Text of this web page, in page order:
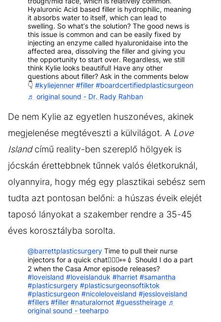
Hyaluronic Acid based filler is hydrophilic, meaning
it absorbs water to itself, which can lead to
swelling. So what’s the solution? The good news is
this issue is common and can be easily fixed by
injecting an enzyme called hyaluronidaise into the
affected area, dissolving the filler and giving you
the opportunity to start over. Regardless, we still
think Kylie looks beautiful! Have any other
questions about filler? Ask in the comments below
👇 #kyliejenner #filler #boardcertifiedplasticsurgeon
♬ original sound - Dr. Rady Rahban
De nem Kylie az egyetlen huszonéves, akinek
megjelenése megtéveszti a külvilágot. A Love
Islandcímű reality-ben szereplő hölgyek is
jócskán érettebbnek tűnnek valós életkoruknál,
olyannyira, hogy még egy plasztikai sebész sem
tudta azt pontosan belőni: a húszas éveik elejét
taposó lányokat a szakember rendre a 35-45
éves korosztályba sorolta.
@barrettplasticsurgery Time to pull their nurse
injectors for a quick chat👨🏼‍⚕️👀💉 Should I do a part
2 when the Casa Amor episode releases?
#loveisland #loveislanduk #harriet #samantha
#plasticsurgery #plasticsurgeonsoftiktok
#plasticsurgeon #nicoleloveisland #jessloveisland
#fillers #filler #naturalornot #guesstheirage ♬
original sound - teeharpo